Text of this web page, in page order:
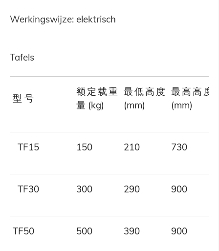
Werkingswijze: elektrisch
Tafels
型 号
额定载重
量 (kg)
最低高度
(mm)
最高高度
(mm)
TF15 150 210 730
TF30 300 290 900
TF50 500 390 900